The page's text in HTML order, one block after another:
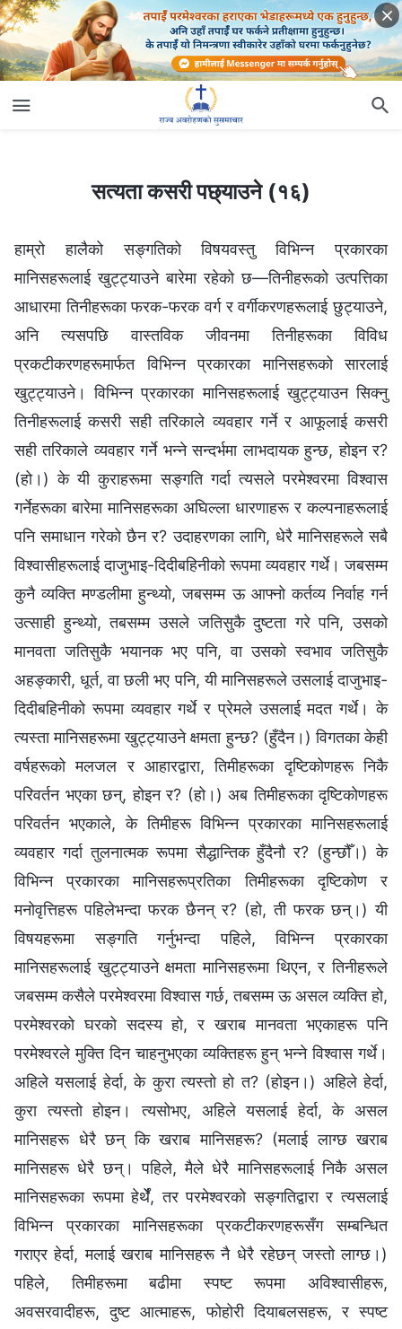
सत्यता कसरी पछ्याउने (१६)
हाम्रो हालैको सङ्गतिको विषयवस्तु विभिन्न प्रकारका
मानिसहरूलाई खुट्ट्याउने बारेमा रहेको छ—तिनीहरूको उत्पत्तिका
आधारमा तिनीहरूका फरक-फरक वर्ग र वर्गीकरणहरूलाई छुट्याउने,
अनि त्यसपछि वास्तविक जीवनमा तिनीहरूका विविध
प्रकटीकरणहरूमार्फत विभिन्न प्रकारका मानिसहरूको सारलाई
खुट्ट्याउने। विभिन्न प्रकारका मानिसहरूलाई खुट्ट्याउन सिक्नु
तिनीहरूलाई कसरी सही तरिकाले व्यवहार गर्ने र आफूलाई कसरी
सही तरिकाले व्यवहार गर्ने भन्‍ने सन्दर्भमा लाभदायक हुन्छ, होइन र?
(हो।) के यी कुराहरूमा सङ्गति गर्दा त्यसले परमेश्‍वरमा विश्‍वास
गर्नेहरूका बारेमा मानिसहरूका अघिल्ला धारणाहरू र कल्पनाहरूलाई
पनि समाधान गरेको छैन र? उदाहरणका लागि, धेरै मानिसहरूले सबै
विश्‍वासीहरूलाई दाजुभाइ-दिदीबहिनीको रूपमा व्यवहार गर्थे। जबसम्म
कुनै व्यक्ति मण्डलीमा हुन्थ्यो, जबसम्म ऊ आफ्नो कर्तव्य निर्वाह गर्न
उत्साही हुन्थ्यो, तबसम्‍म उसले जतिसुकै दुष्टता गरे पनि, उसको
मानवता जतिसुकै भयानक भए पनि, वा उसको स्वभाव जतिसुकै
अहङ्कारी, धूर्त, वा छली भए पनि, यी मानिसहरूले उसलाई दाजुभाइ-
दिदीबहिनीको रूपमा व्यवहार गर्थे र प्रेमले उसलाई मदत गर्थे। के
त्यस्ता मानिसहरूमा खुट्ट्याउने क्षमता हुन्छ? (हुँदैन।) विगतका केही
वर्षहरूको मलजल र आहारद्वारा, तिमीहरूका दृष्टिकोणहरू निकै
परिवर्तन भएका छन्, होइन र? (हो।) अब तिमीहरूका दृष्टिकोणहरू
परिवर्तन भएकाले, के तिमीहरू विभिन्न प्रकारका मानिसहरूलाई
व्यवहार गर्दा तुलनात्मक रूपमा सैद्धान्तिक हुँदैनौ र? (हुन्छौँ।) के
विभिन्न प्रकारका मानिसहरूप्रतिका तिमीहरूका दृष्टिकोण र
मनोवृत्तिहरू पहिलेभन्दा फरक छैनन् र? (हो, ती फरक छन्।) यी
विषयहरूमा सङ्गति गर्नुभन्दा पहिले, विभिन्न प्रकारका
मानिसहरूलाई खुट्ट्याउने क्षमता मानिसहरूमा थिएन, र तिनीहरूले
जबसम्म कसैले परमेश्‍वरमा विश्‍वास गर्छ, तबसम्म ऊ असल व्यक्ति हो,
परमेश्‍वरको घरको सदस्य हो, र खराब मानवता भएकाहरू पनि
परमेश्‍वरले मुक्ति दिन चाहनुभएका व्यक्तिहरू हुन् भन्‍ने विश्‍वास गर्थे।
अहिले यसलाई हेर्दा, के कुरा त्यस्तो हो त? (होइन।) अहिले हेर्दा,
कुरा त्यस्तो होइन। त्यसोभए, अहिले यसलाई हेर्दा, के असल
मानिसहरू धेरै छन् कि खराब मानिसहरू? (मलाई लाग्छ खराब
मानिसहरू धेरै छन्। पहिले, मैले धेरै मानिसहरूलाई निकै असल
मानिसहरूका रूपमा हेर्थेँ, तर परमेश्‍वरको सङ्गतिद्वारा र त्यसलाई
विभिन्न प्रकारका मानिसहरूका प्रकटीकरणहरूसँग सम्बन्धित
गराएर हेर्दा, मलाई खराब मानिसहरू नै धेरै रहेछन् जस्तो लाग्छ।)
पहिले, तिमीहरूमा बढीमा स्पष्ट रूपमा अविश्‍वासीहरू,
अवसरवादीहरू, दुष्ट आत्माहरू, फोहोरी दियाबलसहरू, र स्पष्ट